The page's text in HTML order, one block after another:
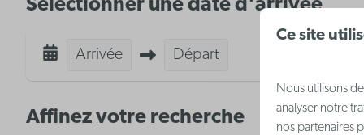
Sélectionner une date d'arrivée
Arrivée Départ
Affinez votre recherche
Ce site
Nous utilisons
analyser notre
nos partenaires